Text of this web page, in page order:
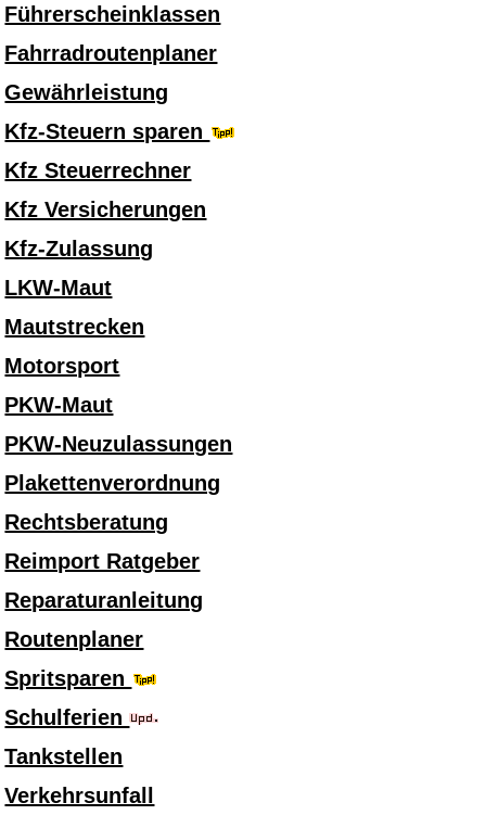
Führerscheinklassen
Fahrradroutenplaner
Gewährleistung
Kfz-Steuern sparen
Kfz Steuerrechner
Kfz Versicherungen
Kfz-Zulassung
LKW-Maut
Mautstrecken
Motorsport
PKW-Maut
PKW-Neuzulassungen
Plakettenverordnung
Rechtsberatung
Reimport Ratgeber
Reparaturanleitung
Routenplaner
Spritsparen
Schulferien
Tankstellen
Verkehrsunfall